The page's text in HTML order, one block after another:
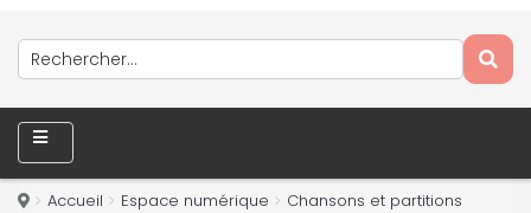
Accueil Espace numérique
Chansons et partitions
Only play at
amount on your credits!